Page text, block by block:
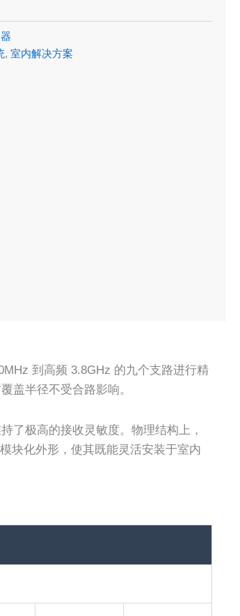
, 室内解决方案
到高频 3.8GHz 的九个支路进行精
盖半径不受合路影响。
了极高的接收灵敏度。物理结构上，
块化外形，使其既能灵活安装于室内